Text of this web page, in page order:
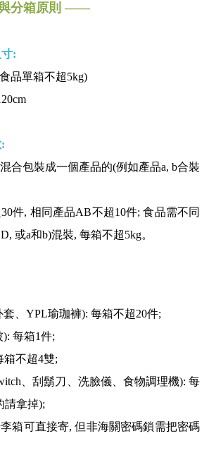
分箱原則 ——
:
品單箱不超5kg)
合包裝成一個產品的(例如產品a, b合裝
件, 相同產品AB不超10件; 食品需不同
或a和b)混裝, 每箱不超5kg。
、YPL瑜珈褲): 每箱不超20件;
每箱1件;
箱不超4雙;
、刮鬍刀、洗臉儀、食物調理機): 每
請拿掉);
箱可直接寄, 但非海關密碼鎖需把密碼